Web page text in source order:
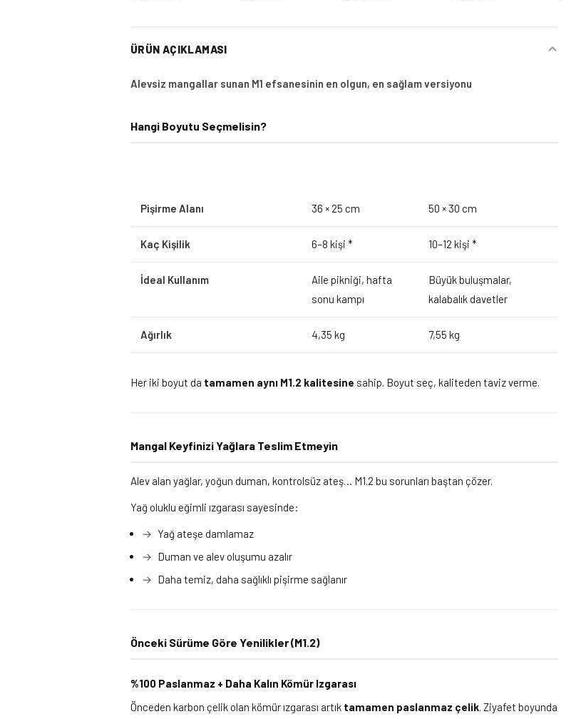
ÜRÜN AÇIKLAMASI
Alevsiz mangallar sunan M1 efsanesinin en olgun, en sağlam versiyonu
Hangi Boyutu Seçmelisin?
Pişirme Alanı 36 × 25 cm 50 × 30 cm
Kaç Kişilik 6–8 kişi * 10–12 kişi *
İdeal Kullanım
Aile pikniği, hafta
sonu kampı
Büyük buluşmalar,
kalabalık davetler
Ağırlık 4,35 kg 7,55 kg
Her iki boyut da tamamen aynı M1.2 kalitesine sahip. Boyut seç, kaliteden taviz verme.
Mangal Keyfinizi Yağlara Teslim Etmeyin
Alev alan yağlar, yoğun duman, kontrolsüz ateş… M1.2 bu sorunları baştan çözer.
Yağ oluklu eğimli ızgarası sayesinde:
Yağ ateşe damlamaz
Duman ve alev oluşumu azalır
Daha temiz, daha sağlıklı pişirme sağlanır
Önceki Sürüme Göre Yenilikler (M1.2)
%100 Paslanmaz + Daha Kalın Kömür Izgarası
Önceden karbon çelik olan kömür ızgarası artık tamamen paslanmaz çelik. Ziyafet boyunda